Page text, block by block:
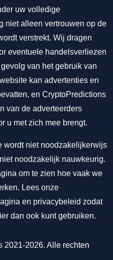
uw volledige
niet alleen vertrouwen op de
verstrekt. Wij dragen
eventuele handelsverliezen
van het gebruik van
kan advertenties en
en CryptoPredictions
van de adverteerders
u met zich mee brengt.
wordt niet noodzakelijkerwijs
noodzakelijk nauwkeurig.
om te zien hoe vaak we
Lees onze
en privacybeleid zodat
dan ook kunt gebruiken.
2026. Alle rechten